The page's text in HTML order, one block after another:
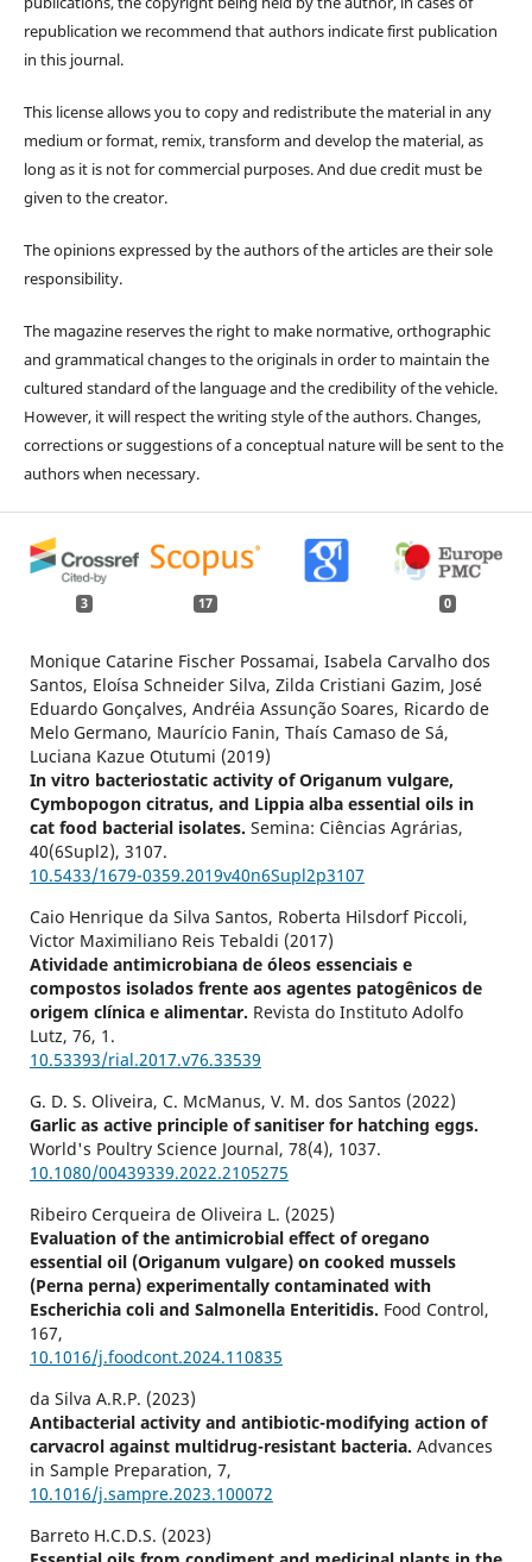
republication we recommend that authors indicate first publication
in this journal.
This license allows you to copy and redistribute the material in any
medium or format, remix, transform and develop the material, as
long as it is not for commercial purposes. And due credit must be
given to the creator.
The opinions expressed by the authors of the articles are their sole
responsibility.
The magazine reserves the right to make normative, orthographic
and grammatical changes to the originals in order to maintain the
cultured standard of the language and the credibility of the vehicle.
However, it will respect the writing style of the authors. Changes,
corrections or suggestions of a conceptual nature will be sent to the
authors when necessary.
3 17 0
Monique Catarine Fischer Possamai, Isabela Carvalho dos
Santos, Eloísa Schneider Silva, Zilda Cristiani Gazim, José
Eduardo Gonçalves, Andréia Assunção Soares, Ricardo de
Melo Germano, Maurício Fanin, Thaís Camaso de Sá,
Luciana Kazue Otutumi (2019)
In vitro bacteriostatic activity of Origanum vulgare,
Cymbopogon citratus, and Lippia alba essential oils in
cat food bacterial isolates. Semina: Ciências Agrárias,
40(6Supl2), 3107.
10.5433/1679-0359.2019v40n6Supl2p3107
Caio Henrique da Silva Santos, Roberta Hilsdorf Piccoli,
Victor Maximiliano Reis Tebaldi (2017)
Atividade antimicrobiana de óleos essenciais e
compostos isolados frente aos agentes patogênicos de
origem clínica e alimentar. Revista do Instituto Adolfo
Lutz, 76, 1.
10.53393/rial.2017.v76.33539
G. D. S. Oliveira, C. McManus, V. M. dos Santos (2022)
Garlic as active principle of sanitiser for hatching eggs.
World's Poultry Science Journal, 78(4), 1037.
10.1080/00439339.2022.2105275
Ribeiro Cerqueira de Oliveira L. (2025)
Evaluation of the antimicrobial effect of oregano
essential oil (Origanum vulgare) on cooked mussels
(Perna perna) experimentally contaminated with
Escherichia coli and Salmonella Enteritidis. Food Control,
167,
10.1016/j.foodcont.2024.110835
da Silva A.R.P. (2023)
Antibacterial activity and antibiotic-modifying action of
carvacrol against multidrug-resistant bacteria. Advances
in Sample Preparation, 7,
10.1016/j.sampre.2023.100072
Barreto H.C.D.S. (2023)